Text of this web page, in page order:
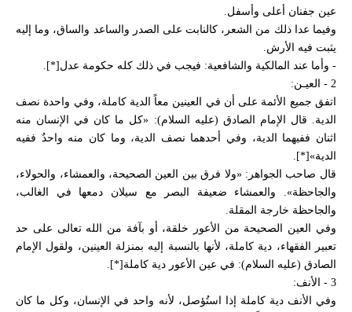
عين جفنان أعلى وأسفل.
وفيما عدا ذلك من الشعر، كالنابت على الصدر والساعد والساق، وما إليه
يثبت فيه الأرش.
- وأما عند المالكية والشافعية: فيجب في ذلك كله حكومة عدل[*].
2 - العيـن:
اتفق جميع الأئمة على أن في العينين معاً الدية كاملة، وفي واحدة نصف
الدية. قال الإمام الصادق (عليه السلام): «كل ما كان في الإنسان منه
اثنان ففيهما الدية، وفي أحدهما نصف الدية، وما كان منه واحدٌ ففيه
الدية»[*].
قال صاحب الجواهر: «ولا فرق بين العين الصحيحة، والعمشاء، والحولاء،
والجاحظة». والعمشاء ضعيفة البصر مع سيلان دمعها في الغالب،
والجاحظة خارجة المقلة.
وفي العين الصحيحة من الأعور خلقة، أو بآفة من الله تعالى على حد
تعبير الفقهاء، دية كاملة، لأنها بالنسبة إليه بمنزلة العينين، ولقول الإمام
الصادق (عليه السلام): في عين الأعور دية كاملة[*].
3 - الأنف:
وفي الأنف دية كاملة إذا استُؤصل، لأنه واحد في الإنسان، وكل ما كان